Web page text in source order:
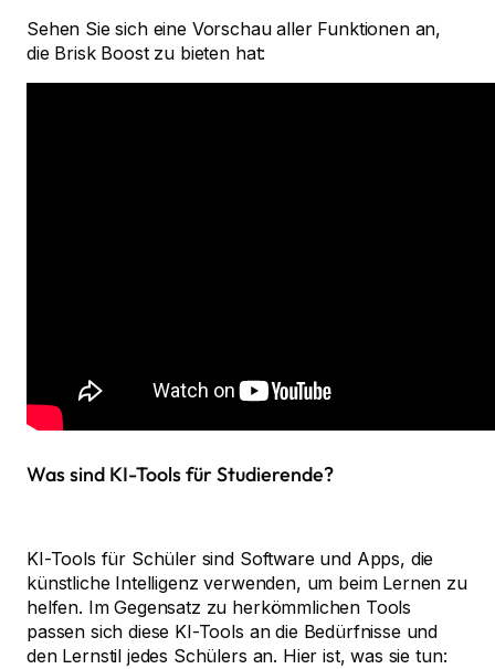
Sehen Sie sich eine Vorschau aller Funktionen an,
die Brisk Boost zu bieten hat:
Was sind KI-Tools für Studierende?
KI-Tools für Schüler sind Software und Apps, die
künstliche Intelligenz verwenden, um beim Lernen zu
helfen. Im Gegensatz zu herkömmlichen Tools
passen sich diese KI-Tools an die Bedürfnisse und
den Lernstil jedes Schülers an. Hier ist, was sie tun: